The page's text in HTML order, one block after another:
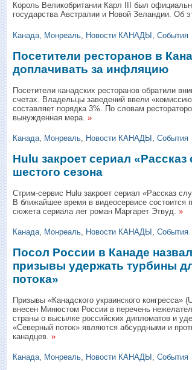
Король Великобритании Карл III был
государства Австралии и Новой Зеландии. Об
Канада Монреаль Новости КАНАДЫ События
Посетители ресторанов в
доплачивать за инфляцию
Посетители канадских ресторанов обратили
счетах. Владельцы заведений ввели
составляет порядка 3%. По словам
вынужденная мера. »
Канада Монреаль Новости КАНАДЫ События
Hulu закроет сериал
шестого сезона
Стрим-сервис Hulu закроет сериал «Рассказ
В ближайшее время в видеосервисе состоится
сюжета сериала лег роман Маргарет Этвуд. »
Канада Монреаль Новости КАНАДЫ События
Посол России в Канаде
призывы удержать турбины
потока»
Призывы «Канадского украинского конгресса»
внесен Минюстом России в перечень
страны о высылке российских дипломатов и
«Северный поток» являются абсурдными и
канадцев. »
Канада Монреаль Новости КАНАДЫ События